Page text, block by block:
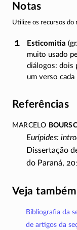
Notas
Utilize os recursos do
Esticomitia (gr.
muito usado
diálogos: dois
um verso cada
Referências
Marcelo
Eurípides:
Dissertação
do Paraná,
Veja também
Bibliografia da
de artigos da